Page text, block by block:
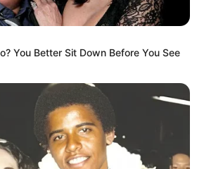
You Better Sit Down Before You See